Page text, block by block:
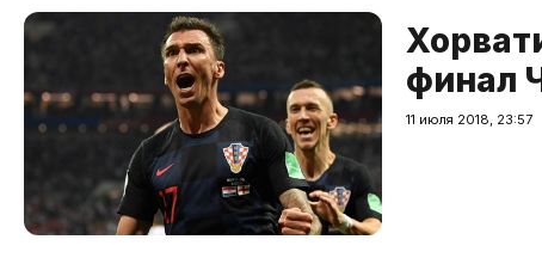
финал
11 июля 2018, 23:57